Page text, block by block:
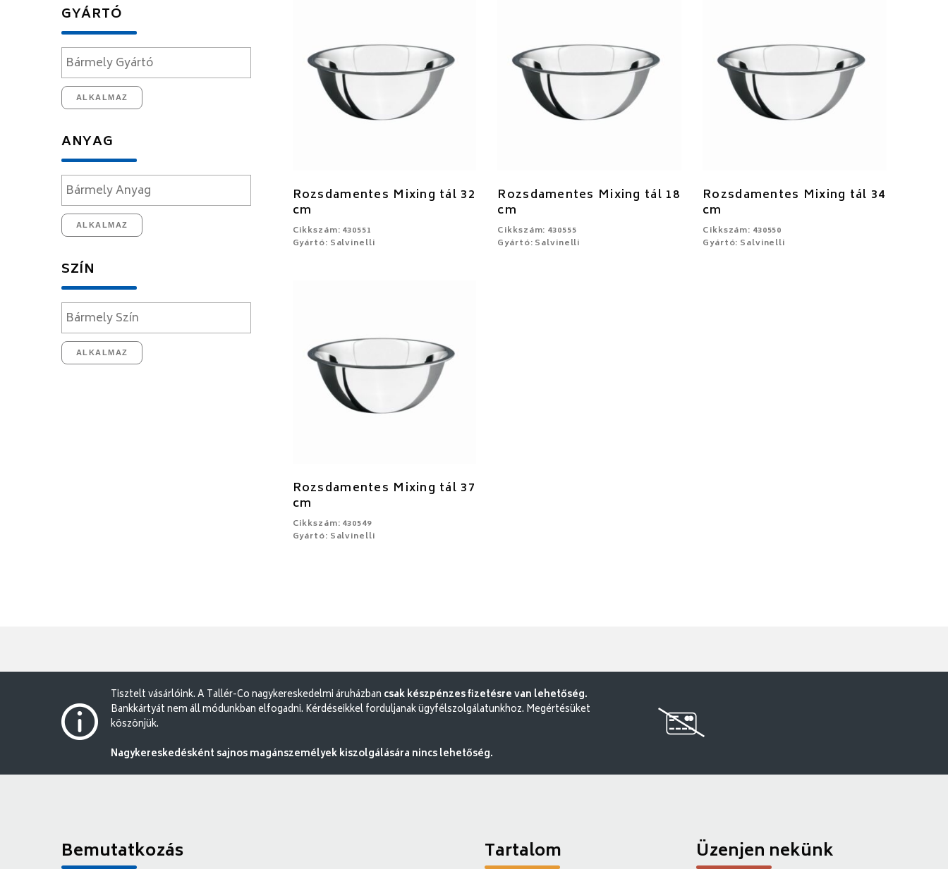
GYÁRTÓ
ALKALMAZ
ANYAG
ALKALMAZ
SZÍN
ALKALMAZ
Rozsdamentes Mixing tál 32
cm
Cikkszám: 430551
Gyártó: Salvinelli
Rozsdamentes Mixing tál 18
cm
Cikkszám: 430555
Gyártó: Salvinelli
Rozsdamentes Mixing tál 34
cm
Cikkszám: 430550
Gyártó: Salvinelli
Rozsdamentes Mixing tál 37
cm
Cikkszám: 430549
Gyártó: Salvinelli
Tisztelt vásárlóink. A Tallér-Co nagykereskedelmi áruházban csak készpénzes fizetésre van lehetőség.
Bankkártyát nem áll módunkban elfogadni. Kérdéseikkel forduljanak ügyfélszolgálatunkhoz. Megértésüket
köszönjük.
Nagykereskedésként sajnos magánszemélyek kiszolgálására nincs lehetőség.
Bemutatkozás Tartalom Üzenjen nekünk